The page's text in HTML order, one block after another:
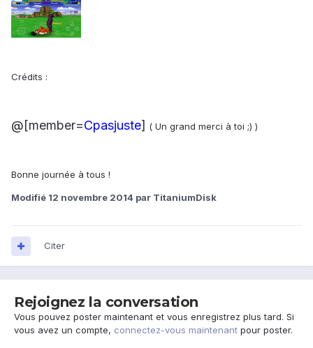
Crédits :
@[member=Cpasjuste] ( Un grand merci à toi ;) )
Bonne journée à tous !
Modifié 12 novembre 2014 par TitaniumDisk
Citer
Rejoignez la conversation
Vous pouvez poster maintenant et vous enregistrez plus tard. Si
vous avez un compte, connectez-vous maintenant pour poster.